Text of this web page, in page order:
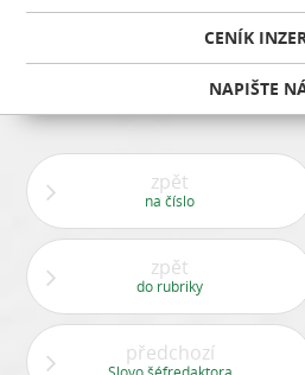
CENÍK
NAPIŠTE
zpět
na číslo
zpět
do rubriky
předchozí